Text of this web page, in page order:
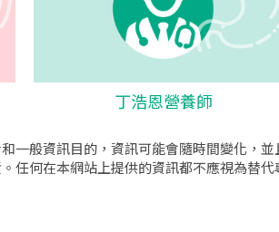
丁浩恩營養師
一般資訊目的，資訊可能會隨時間變化，
任何在本網站上提供的資訊都不應視為替